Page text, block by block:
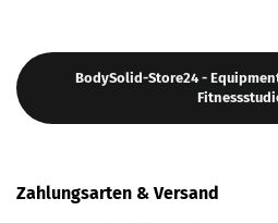
BodySolid-Store24 -
Zahlungsarten & Versand